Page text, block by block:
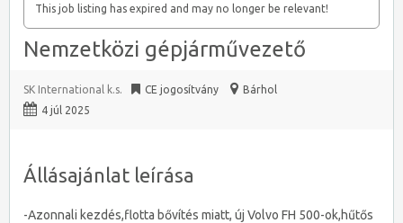
This job listing has expired and may no longer be relevant!
Nemzetközi gépjárművezető
SK International k.s. CE jogosítvány
Bárhol
4 júl 2025
Állásajánlat leírása
-Azonnali kezdés,flotta bővítés miatt, új Volvo FH 500-ok,hűtős